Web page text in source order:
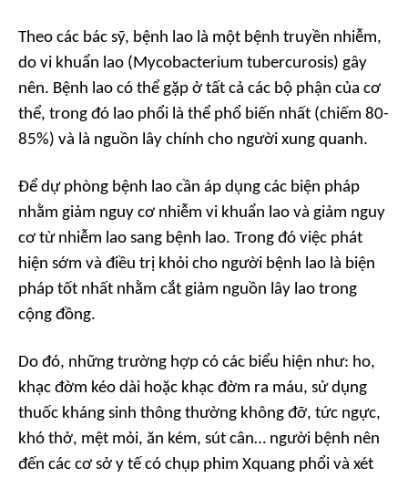
Theo các bác sỹ, bệnh lao là một bệnh truyền nhiễm,
do vi khuẩn lao (Mycobacterium tubercurosis) gây
nên. Bệnh lao có thể gặp ở tất cả các bộ phận của cơ
thể, trong đó lao phổi là thể phổ biến nhất (chiếm 80-
85%) và là nguồn lây chính cho người xung quanh.
Để dự phòng bệnh lao cần áp dụng các biện pháp
nhằm giảm nguy cơ nhiễm vi khuẩn lao và giảm nguy
cơ từ nhiễm lao sang bệnh lao. Trong đó việc phát
hiện sớm và điều trị khỏi cho người bệnh lao là biện
pháp tốt nhất nhằm cắt giảm nguồn lây lao trong
cộng đồng.
Do đó, những trường hợp có các biểu hiện như: ho,
khạc đờm kéo dài hoặc khạc đờm ra máu, sử dụng
thuốc kháng sinh thông thường không đỡ, tức ngực,
khó thở, mệt mỏi, ăn kém, sút cân… người bệnh nên
đến các cơ sở y tế có chụp phim Xquang phổi và xét